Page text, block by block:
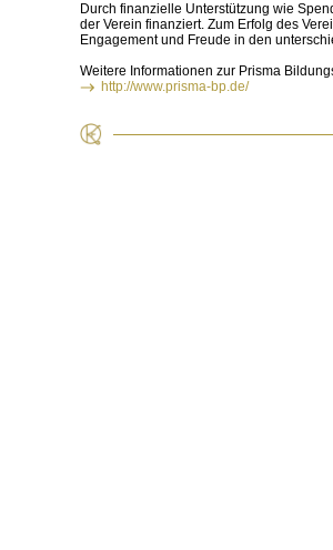
Durch finanzielle Unterstützung wie
der Verein finanziert. Zum Erfolg des
Engagement und Freude in den
Weitere Informationen zur Prisma
http://www.prisma-bp.de/